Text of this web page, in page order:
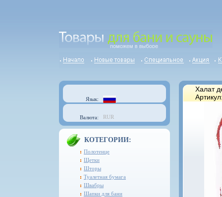
Язык:
Валюта: RUR
КОТЕГОРИИ:
Полотенце
Щетки
Шторы
Туалетная бумага
Швабры
Шапки для бани
Халат